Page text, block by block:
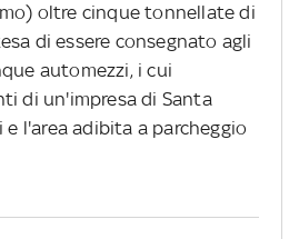
oltre cinque tonnellate di
di essere consegnato agli
automezzi, i cui
di un'impresa di Santa
l'area adibita a parcheggio